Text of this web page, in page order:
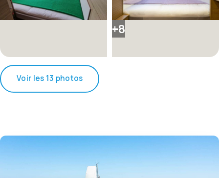
+8
Voir les 13 photos